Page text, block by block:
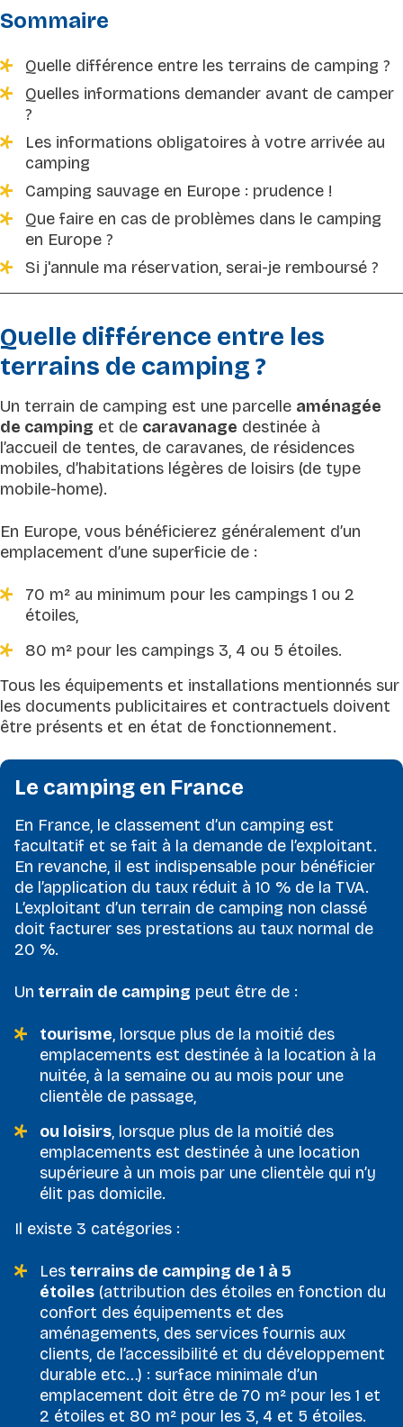
Sommaire
Quelle différence entre les terrains de camping ?
Quelles informations demander avant de camper
?
Les informations obligatoires à votre arrivée au
camping
Camping sauvage en Europe : prudence !
Que faire en cas de problèmes dans le camping
en Europe ?
Si j'annule ma réservation, serai-je remboursé ?
Quelle différence entre les
terrains de camping ?
Un terrain de camping est une parcelle aménagée
de camping et de caravanage destinée à
l’accueil de tentes, de caravanes, de résidences
mobiles, d’habitations légères de loisirs (de type
mobile-home).
En Europe, vous bénéficierez généralement d’un
emplacement d’une superficie de :
70 m² au minimum pour les campings 1 ou 2
étoiles,
80 m² pour les campings 3, 4 ou 5 étoiles.
Tous les équipements et installations mentionnés sur
les documents publicitaires et contractuels doivent
être présents et en état de fonctionnement.
Le camping en France
En France, le classement d’un camping est
facultatif et se fait à la demande de l’exploitant.
En revanche, il est indispensable pour bénéficier
de l’application du taux réduit à 10 % de la TVA.
L’exploitant d’un terrain de camping non classé
doit facturer ses prestations au taux normal de
20 %.
Un terrain de camping peut être de :
tourisme, lorsque plus de la moitié des
emplacements est destinée à la location à la
nuitée, à la semaine ou au mois pour une
clientèle de passage,
ou loisirs, lorsque plus de la moitié des
emplacements est destinée à une location
supérieure à un mois par une clientèle qui n’y
élit pas domicile.
Il existe 3 catégories :
Les terrains de camping de 1 à 5
étoiles (attribution des étoiles en fonction du
confort des équipements et des
aménagements, des services fournis aux
clients, de l’accessibilité et du développement
durable etc…) : surface minimale d’un
emplacement doit être de 70 m² pour les 1 et
2 étoiles et 80 m² pour les 3, 4 et 5 étoiles.